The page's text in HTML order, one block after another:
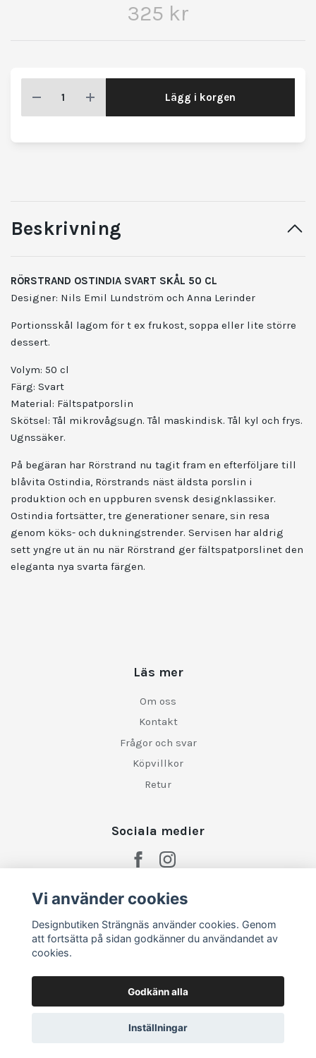
325 kr
Lägg i korgen
Beskrivning
RÖRSTRAND OSTINDIA SVART SKÅL 50 CL
Designer: Nils Emil Lundström och Anna Lerinder
Portionsskål lagom för t ex frukost, soppa eller lite större
dessert.
Volym: 50 cl
Färg: Svart
Material: Fältspatporslin
Skötsel: Tål mikrovågsugn. Tål maskindisk. Tål kyl och frys.
Ugnssäker.
På begäran har Rörstrand nu tagit fram en efterföljare till
blåvita Ostindia, Rörstrands näst äldsta porslin i
produktion och en uppburen svensk designklassiker.
Ostindia fortsätter, tre generationer senare, sin resa
genom köks- och dukningstrender. Servisen har aldrig
sett yngre ut än nu när Rörstrand ger fältspatporslinet den
eleganta nya svarta färgen.
Läs mer
Om oss
Kontakt
Frågor och svar
Köpvillkor
Retur
Sociala medier
© 2026 Designbutiken Strängnäs
Vi använder cookies
Designbutiken Strängnäs använder cookies. Genom
att fortsätta på sidan godkänner du användandet av
cookies.
Godkänn alla
Inställningar